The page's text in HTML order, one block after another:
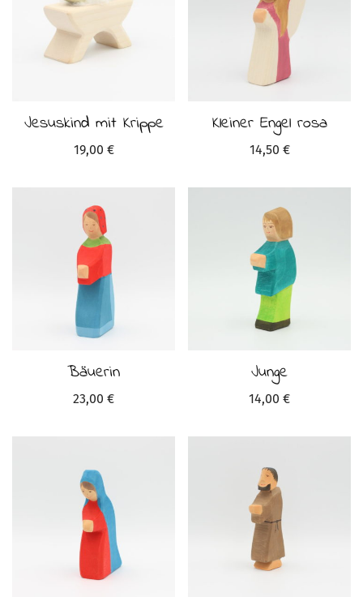
Jesuskind mit Krippe
19,00 €
Kleiner Engel rosa
14,50 €
Bäuerin
23,00 €
Junge
14,00 €